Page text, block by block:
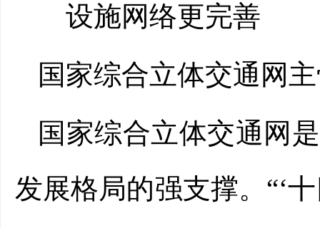
设施网络更完善
国家综合立体交通网
国家综合立体交通网
发展格局的强支撑。“‘